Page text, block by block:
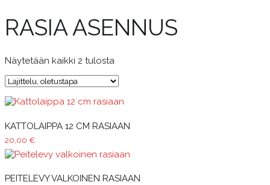
RASIA ASENNUS
Näytetään kaikki 2 tulosta
KATTOLAIPPA 12 CM RASIAAN
20,00 €
PEITELEVY VALKOINEN RASIAAN